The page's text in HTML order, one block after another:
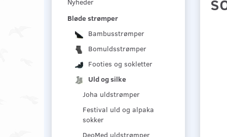
Nyheder
Bløde strømper
Bambusstrømper
Bomuldsstrømper
Footies og sokletter
Uld og silke
Joha uldstrømper
Festival uld og alpaka
sokker
DeoMed uldstrømper